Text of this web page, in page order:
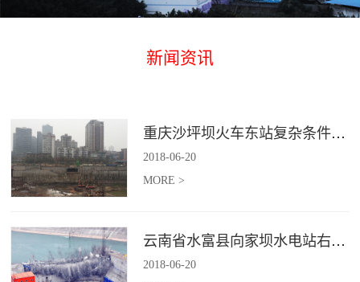
新闻资讯
重庆沙坪坝火车东站复杂条件下深基坑土石方爆破
2018-06-20
MORE >
云南省水富县向家坝水电站右岸坝后电站下游横向围堰爆破拆除施工
2018-06-20